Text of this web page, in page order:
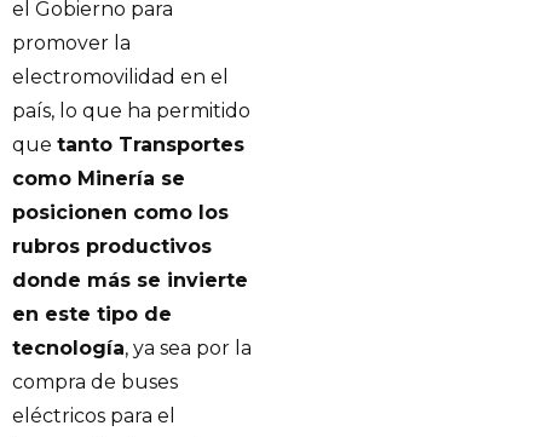
el Gobierno para
promover la
electromovilidad en el
país, lo que ha permitido
que tanto Transportes
como Minería se
posicionen como los
rubros productivos
donde más se invierte
en este tipo de
tecnología, ya sea por la
compra de buses
eléctricos para el